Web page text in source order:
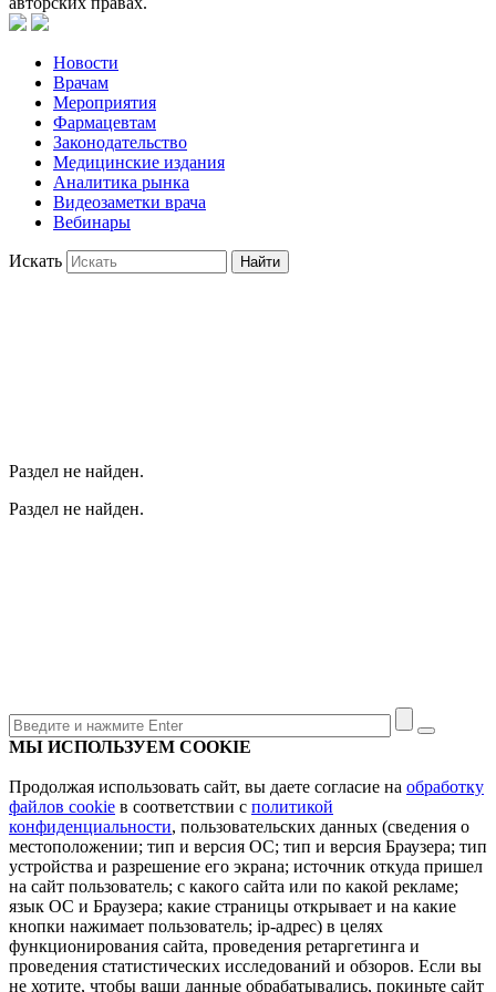
Новости
Врачам
Мероприятия
Фармацевтам
Законодательство
Медицинские издания
Аналитика рынка
Видеозаметки врача
Вебинары
Искать Найти
Раздел не найден.
Раздел не найден.
МЫ ИСПОЛЬЗУЕМ COOKIE
Продолжая использовать сайт, вы даете согласие на обработку
файлов cookie в соответствии с политикой
конфиденциальности, пользовательских данных (сведения о
местоположении; тип и версия ОС; тип и версия Браузера; тип
устройства и разрешение его экрана; источник откуда пришел
на сайт пользователь; с какого сайта или по какой рекламе;
язык ОС и Браузера; какие страницы открывает и на какие
кнопки нажимает пользователь; ip-адрес) в целях
функционирования сайта, проведения ретаргетинга и
проведения статистических исследований и обзоров. Если вы
не хотите, чтобы ваши данные обрабатывались, покиньте сайт